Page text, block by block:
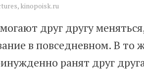
kinopoisk.ru
друг другу
в повседневном. В то
ранят друг